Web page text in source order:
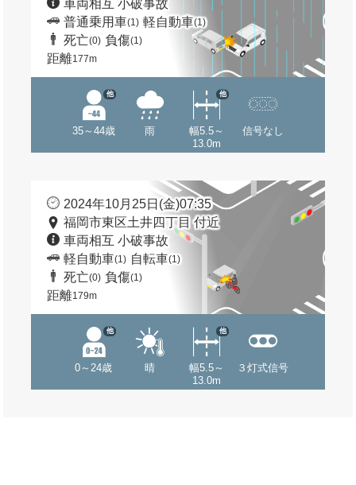
車両相互 小破事故
普通乗用車(1) 軽自動車(1)
死亡(0) 負傷(1)
距離177m
35～44歳
他
雨
幅5.5～
13.0m
他
信号なし
2024年10月25日(金)07:35
福岡市東区土井四丁目 付近
車両相互 小破事故
軽自動車(1) 自転車(1)
死亡(0) 負傷(1)
距離179m
0～24歳
他
晴
幅5.5～
13.0m
他
３灯式信号